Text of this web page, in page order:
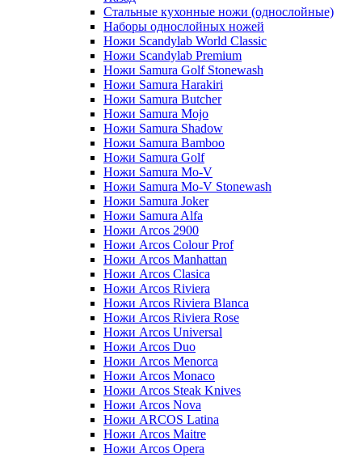
Стальные кухонные ножи (однослойные)
Наборы однослойных ножей
Ножи Scandylab World Classic
Ножи Scandylab Premium
Ножи Samura Golf Stonewash
Ножи Samura Harakiri
Ножи Samura Butcher
Ножи Samura Mojo
Ножи Samura Shadow
Ножи Samura Bamboo
Ножи Samura Golf
Ножи Samura Mo-V
Ножи Samura Mo-V Stonewash
Ножи Samura Joker
Ножи Samura Alfa
Ножи Arcos 2900
Ножи Arcos Colour Prof
Ножи Arcos Manhattan
Ножи Arcos Clasica
Ножи Arcos Riviera
Ножи Arcos Riviera Blanca
Ножи Arcos Riviera Rose
Ножи Arcos Universal
Ножи Arcos Duo
Ножи Arcos Menorca
Ножи Arcos Monaco
Ножи Arcos Steak Knives
Ножи Arcos Nova
Ножи ARCOS Latina
Ножи Arcos Maitre
Ножи Arcos Opera